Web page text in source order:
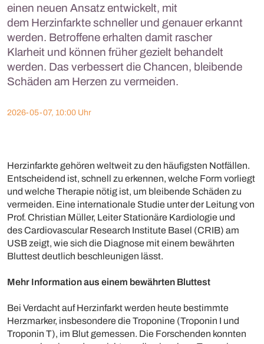
einen neuen Ansatz entwickelt, mit
dem Herzinfarkte schneller und genauer erkannt
werden. Betroffene erhalten damit rascher
Klarheit und können früher gezielt behandelt
werden. Das verbessert die Chancen, bleibende
Schäden am Herzen zu vermeiden.
2026-05-07, 10:00 Uhr
Herzinfarkte gehören weltweit zu den häufigsten Notfällen.
Entscheidend ist, schnell zu erkennen, welche Form vorliegt
und welche Therapie nötig ist, um bleibende Schäden zu
vermeiden. Eine internationale Studie unter der Leitung von
Prof. Christian Müller, Leiter Stationäre Kardiologie und
des Cardiovascular Research Institute Basel (CRIB) am
USB zeigt, wie sich die Diagnose mit einem bewährten
Bluttest deutlich beschleunigen lässt.
Mehr Information aus einem bewährten Bluttest
Bei Verdacht auf Herzinfarkt werden heute bestimmte
Herzmarker, insbesondere die Troponine (Troponin I und
Troponin T), im Blut gemessen. Die Forschenden konnten